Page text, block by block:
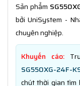
Sản phẩm
bởi UniSystem -
chuyên nghiệp.
Khuyến cáo:
SG550XG-24F-
chút thời gian tìm